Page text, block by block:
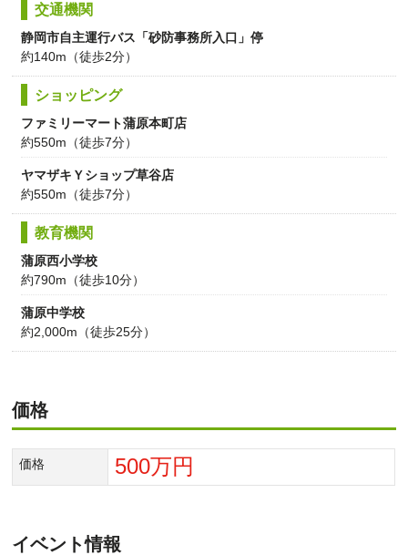
交通機関
静岡市自主運行バス「砂防事務所入口」停
約140m（徒歩2分）
ショッピング
ファミリーマート蒲原本町店
約550m（徒歩7分）
ヤマザキＹショップ草谷店
約550m（徒歩7分）
教育機関
蒲原西小学校
約790m（徒歩10分）
蒲原中学校
約2,000m（徒歩25分）
価格
価格 500万円
イベント情報